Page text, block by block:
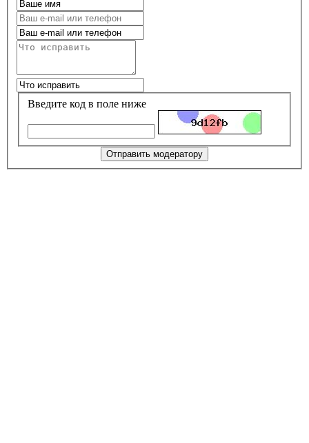
Введите код в поле ниже
Отправить модератору